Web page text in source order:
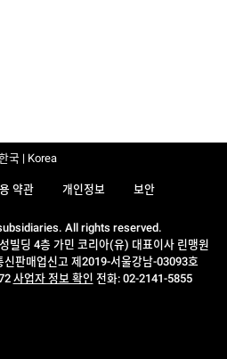
All rights reserved.
빌딩 4층 가민 코리아(유) 대표이사 린맹원
신판매업신고 제2019-서울강남-03093호
사업자 정보 확인 전화: 02-2141-5855
약관 개인정보 보안
국 | Korea